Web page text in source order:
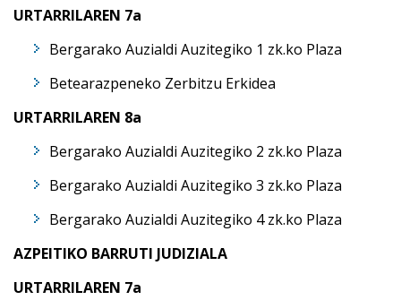
URTARRILAREN 7a
Bergarako Auzialdi Auzitegiko 1 zk.ko Plaza
Betearazpeneko Zerbitzu Erkidea
URTARRILAREN 8a
Bergarako Auzialdi Auzitegiko 2 zk.ko Plaza
Bergarako Auzialdi Auzitegiko 3 zk.ko Plaza
Bergarako Auzialdi Auzitegiko 4 zk.ko Plaza
AZPEITIKO BARRUTI JUDIZIALA
URTARRILAREN 7a